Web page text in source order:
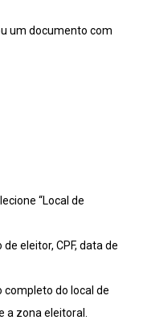
um documento com
“Local de
eleitor, CPF, data de
completo do local de
a zona eleitoral.